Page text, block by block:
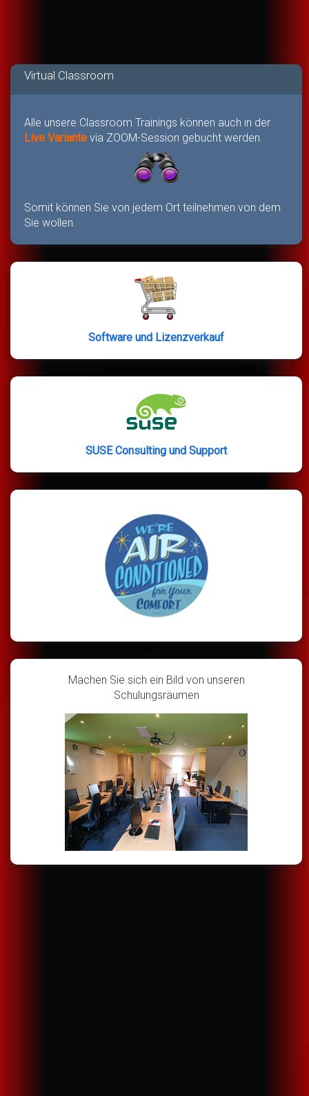
Virtual Classroom
Alle unsere Classroom Trainings können auch in der
Live Variante via ZOOM-Session gebucht werden.
Somit können Sie von jedem Ort teilnehmen von dem
Sie wollen.
Software und Lizenzverkauf
SUSE Consulting und Support
Machen Sie sich ein Bild von unseren
Schulungsräumen